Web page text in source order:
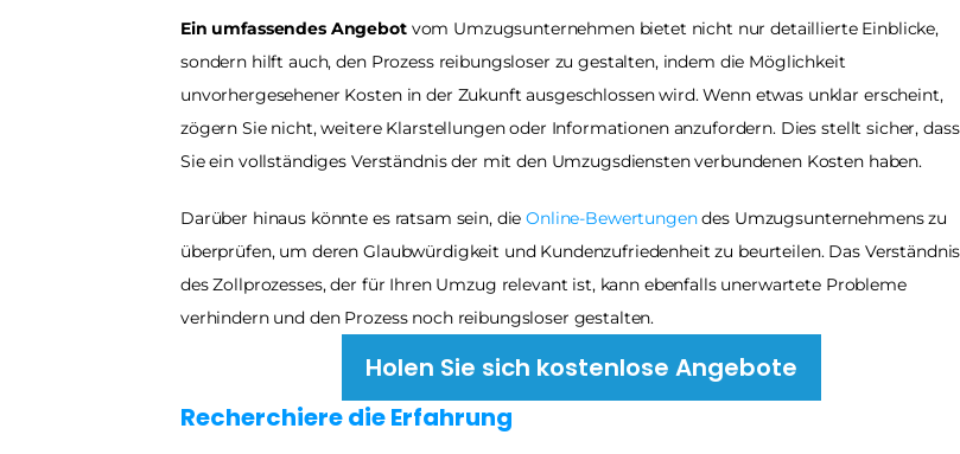
Ein umfassendes Angebot vom Umzugsunternehmen bietet nicht nur detaillierte Einblicke,
sondern hilft auch, den Prozess reibungsloser zu gestalten, indem die Möglichkeit
unvorhergesehener Kosten in der Zukunft ausgeschlossen wird. Wenn etwas unklar erscheint,
zögern Sie nicht, weitere Klarstellungen oder Informationen anzufordern. Dies stellt sicher, dass
Sie ein vollständiges Verständnis der mit den Umzugsdiensten verbundenen Kosten haben.
Darüber hinaus könnte es ratsam sein, die Online-Bewertungen des Umzugsunternehmens zu
überprüfen, um deren Glaubwürdigkeit und Kundenzufriedenheit zu beurteilen. Das Verständnis
des Zollprozesses, der für Ihren Umzug relevant ist, kann ebenfalls unerwartete Probleme
verhindern und den Prozess noch reibungsloser gestalten.
Holen Sie sich kostenlose Angebote
Recherchiere die Erfahrung